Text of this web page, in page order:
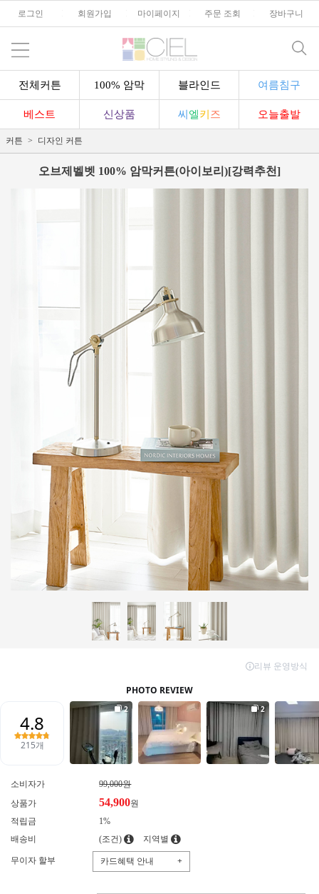
로그인 회원가입 마이페이지 주문 조회 장바구니
전체커튼 100% 암막 블라인드 여름침구
베스트 신상품 씨 엘키 즈 오늘출발
커튼 디자인 커튼
오브제벨벳 100% 암막커튼(아이보리)[강력추천]
소비자가
99,000원
상품가
54,900원
적립금
1%
배송비
(조건) 지역별
무이자 할부 카드혜택 안내 +